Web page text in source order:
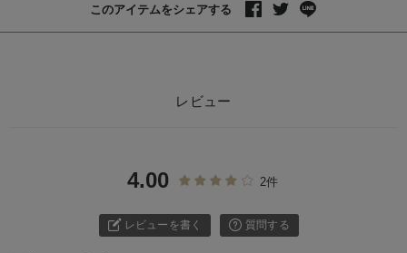
このアイテムをシェアする
レビュー
4.00 2件
レビューを書く 質問する